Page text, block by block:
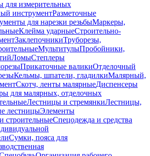
для измерительных
инструментРазметочные
для нарезки резьбыМаркеры,
Клейма ударныеСтроительно-
ЗаклепочникиТруборезы,
МультитулыПробойники,
ЛомыСтеплеры
Прикаточные валикиОтделочный
Кельмы, шпатели, гладилкиМалярный,
Скотч, ленты малярныеДиспенсеры
для малярных, отделочных
Лестницы и стремянкиЛестницы,
лестницыЭлементы
строительныеСпецодежда и средства
Сумки, пояса для